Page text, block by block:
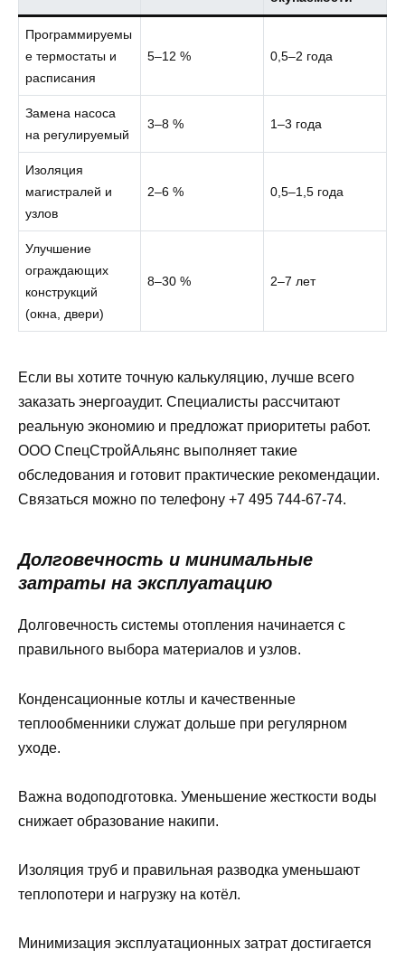
Программируемы
е термостаты и
расписания
5–12 % 0,5–2 года
Замена насоса
на регулируемый
3–8 % 1–3 года
Изоляция
магистралей и
узлов
2–6 % 0,5–1,5 года
Улучшение
ограждающих
конструкций
(окна, двери)
8–30 % 2–7 лет
Если вы хотите точную калькуляцию, лучше всего
заказать энергоаудит. Специалисты рассчитают
реальную экономию и предложат приоритеты работ.
ООО СпецСтройАльянс выполняет такие
обследования и готовит практические рекомендации.
Связаться можно по телефону +7 495 744-67-74.
Долговечность и минимальные
затраты на эксплуатацию
Долговечность системы отопления начинается с
правильного выбора материалов и узлов.
Конденсационные котлы и качественные
теплообменники служат дольше при регулярном
уходе.
Важна водоподготовка. Уменьшение жесткости воды
снижает образование накипи.
Изоляция труб и правильная разводка уменьшают
теплопотери и нагрузку на котёл.
Минимизация эксплуатационных затрат достигается